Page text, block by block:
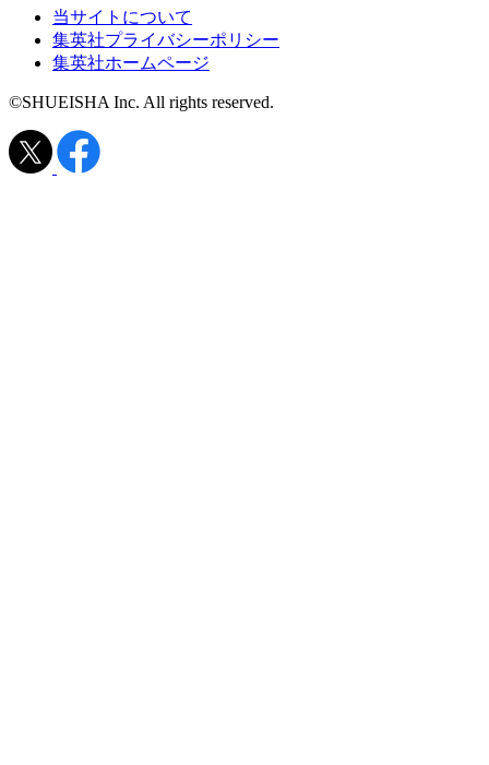
当サイトについて
集英社プライバシーポリシー
集英社ホームページ
©SHUEISHA Inc. All rights reserved.